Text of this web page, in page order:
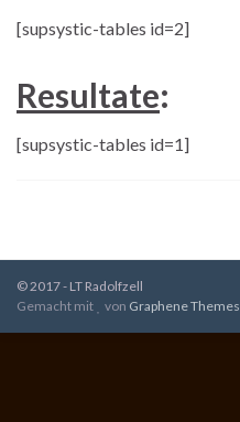
[supsystic-tables id=2]
Resultate:
[supsystic-tables id=1]
© 2017 - LT Radolfzell
Gemacht mit
von Graphene Themes